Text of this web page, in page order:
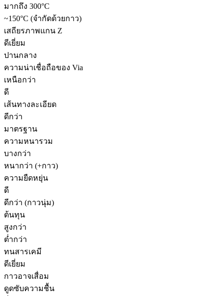
มากถึง 300°C
~150°C (จำกัดด้วยกาว)
เสถียรภาพแกน Z
ดีเยี่ยม
ปานกลาง
ความน่าเชื่อถือของ Via
เหนือกว่า
ดี
เส้นทางละเอียด
ดีกว่า
มาตรฐาน
ความหนารวม
บางกว่า
หนากว่า (+กาว)
ความยืดหยุ่น
ดี
ดีกว่า (กาวนุ่ม)
ต้นทุน
สูงกว่า
ต่ำกว่า
ทนสารเคมี
ดีเยี่ยม
กาวอาจเสื่อม
ดูดซับความชื้น